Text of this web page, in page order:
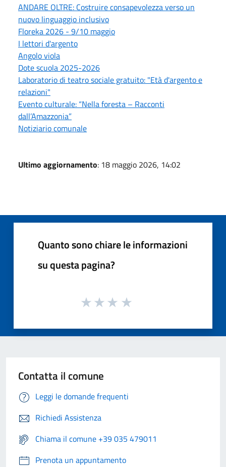
ANDARE OLTRE: Costruire consapevolezza verso un
nuovo linguaggio inclusivo
Floreka 2026 - 9/10 maggio
I lettori d'argento
Angolo viola
Dote scuola 2025-2026
Laboratorio di teatro sociale gratuito: "Età d'argento e
relazioni"
Evento culturale: “Nella foresta – Racconti
dall’Amazzonia”
Notiziario comunale
Ultimo aggiornamento: 18 maggio 2026, 14:02
Quanto sono chiare le informazioni
su questa pagina?
Contatta il comune
Leggi le domande frequenti
Richiedi Assistenza
Chiama il comune +39 035 479011
Prenota un appuntamento